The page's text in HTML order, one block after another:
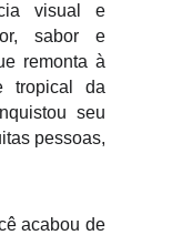
visual e
sabor e
remonta à
tropical da
seu
pessoas,
acabou de